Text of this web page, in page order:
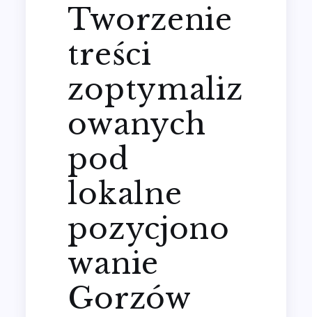
Tworzenie
treści
zoptymaliz
owanych
pod
lokalne
pozycjono
wanie
Gorzów